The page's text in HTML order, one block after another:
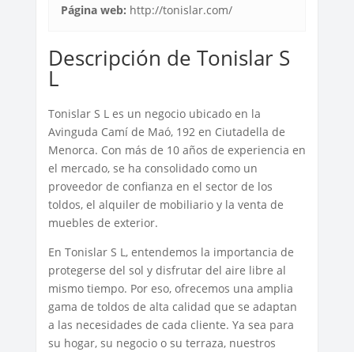
Página web: http://tonislar.com/
Descripción de Tonislar S
L
Tonislar S L es un negocio ubicado en la
Avinguda Camí de Maó, 192 en Ciutadella de
Menorca. Con más de 10 años de experiencia en
el mercado, se ha consolidado como un
proveedor de confianza en el sector de los
toldos, el alquiler de mobiliario y la venta de
muebles de exterior.
En Tonislar S L, entendemos la importancia de
protegerse del sol y disfrutar del aire libre al
mismo tiempo. Por eso, ofrecemos una amplia
gama de toldos de alta calidad que se adaptan
a las necesidades de cada cliente. Ya sea para
su hogar, su negocio o su terraza, nuestros